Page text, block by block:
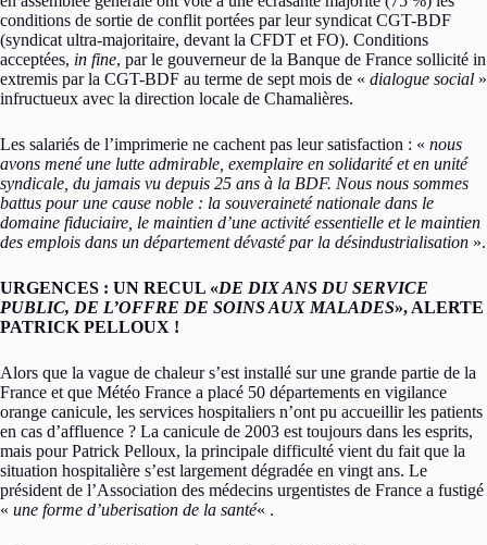
conditions de sortie de conflit portées par leur syndicat CGT-BDF
(syndicat ultra-majoritaire, devant la CFDT et FO). Conditions
acceptées, in fine, par le gouverneur de la Banque de France sollicité in
extremis par la CGT-BDF au terme de sept mois de « dialogue social »
infructueux avec la direction locale de Chamalières.
Les salariés de l’imprimerie ne cachent pas leur satisfaction : « nous
avons mené une lutte admirable, exemplaire en solidarité et en unité
syndicale, du jamais vu depuis 25 ans à la BDF. Nous nous sommes
battus pour une cause noble : la souveraineté nationale dans le
domaine fiduciaire, le maintien d’une activité essentielle et le maintien
des emplois dans un département dévasté par la désindustrialisation ».
URGENCES : UN RECUL «DE DIX ANS DU SERVICE
PUBLIC, DE L’OFFRE DE SOINS AUX MALADES», ALERTE
PATRICK PELLOUX !
Alors que la vague de chaleur s’est installé sur une grande partie de la
France et que Météo France a placé 50 départements en vigilance
orange canicule, les services hospitaliers n’ont pu accueillir les patients
en cas d’affluence ? La canicule de 2003 est toujours dans les esprits,
mais pour Patrick Pelloux, la principale difficulté vient du fait que la
situation hospitalière s’est largement dégradée en vingt ans. Le
président de l’Association des médecins urgentistes de France a fustigé
« une forme d’uberisation de la santé« .